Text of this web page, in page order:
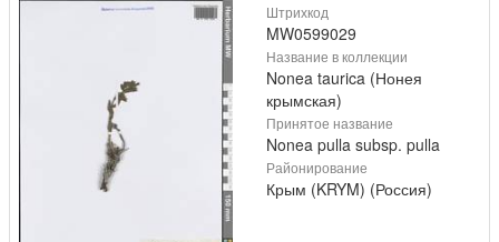
Штрихкод
MW0599029
Название в коллекции
Nonea taurica (Нонея
крымская)
Принятое название
Nonea pulla subsp. pulla
Районирование
Крым (KRYM) (Россия)